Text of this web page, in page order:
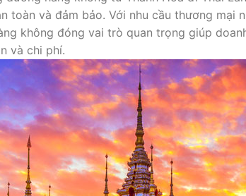
toàn và đảm bảo. Với nhu cầu thương mại
không đóng vai trò quan trọng giúp
và chi phí.